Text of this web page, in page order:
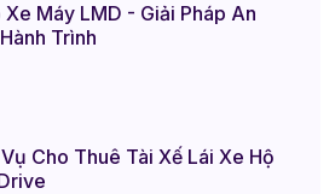
Máy LMD - Giải Pháp An
Trình
Cho Thuê Tài Xế Lái Xe Hộ